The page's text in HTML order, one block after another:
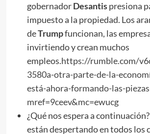
gobernadorDesantispresiona
impuesto a la propiedad. Los
deTrumpfuncionan, las
invirtiendo y crean muchos
empleos.https://rumble.com/
3580a-otra-parte-de-la-
está-ahora-formando-las-
mref=9ceev&mc=ewucg
¿Qué nos espera a
están despertando en todos los